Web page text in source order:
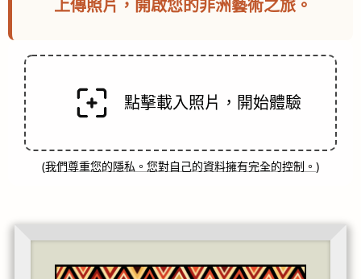
上傳照片，開啟您的非洲藝術之旅。
點擊載入照片，開始體驗
(我們尊重您的隱私。您對自己的資料擁有完全的控制。 )